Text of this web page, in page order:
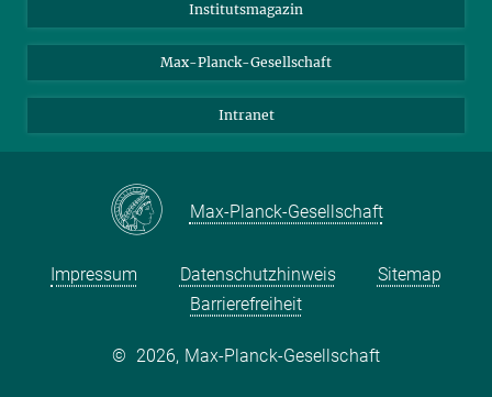
Fördernde
Schulen
Studierende
Facebook
YouTube
Institutsmagazin
Max-Planck-Gesellschaft
Intranet
Max-Planck-Gesellschaft
Impressum Datenschutzhinweis
Sitemap
Barrierefreiheit
© 2026, Max-Planck-Gesellschaft